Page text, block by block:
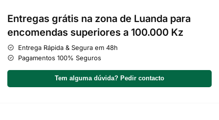
Entregas grátis na zona de Luanda para
encomendas superiores a 100.000 Kz
Entrega Rápida & Segura em 48h
Pagamentos 100% Seguros
Tem alguma dúvida? Pedir contacto